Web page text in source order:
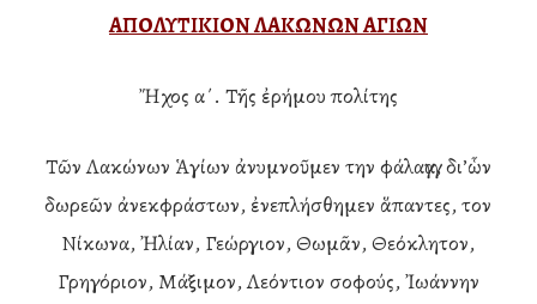
ΑΠΟΛΥΤΙΚΙΟΝ ΛΑΚΩΝΩΝ ΑΓΙΩΝ
Ἤχος α΄. Τῆς ἐρήμου πολίτης
Τῶν Λακώνων Ἁγίων ἀνυμνοῦμεν την φάλαγγα, δι’ὧν
δωρεῶν ἀνεκφράστων, ἐνεπλήσθημεν ἅπαντες, τον
Νίκωνα, Ἠλίαν, Γεώργιον, Θωμᾶν, Θεόκλητον,
Γρηγόριον, Μάξιμον, Λεόντιον σοφούς, Ἰωάννην